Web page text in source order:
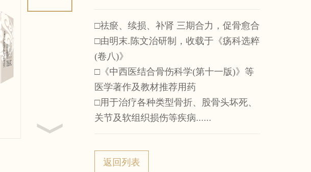
□祛瘀、续损、补肾 三期合力，促骨愈合
□由明末.陈文治研制，收载于《疡科选粹
(卷八)》
□《中西医结合骨伤科学(第十一版)》等
医学著作及教材推荐用药
□用于治疗各种类型骨折、股骨头坏死、
关节及软组织损伤等疾病......
返回列表